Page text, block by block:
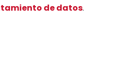
de datos.